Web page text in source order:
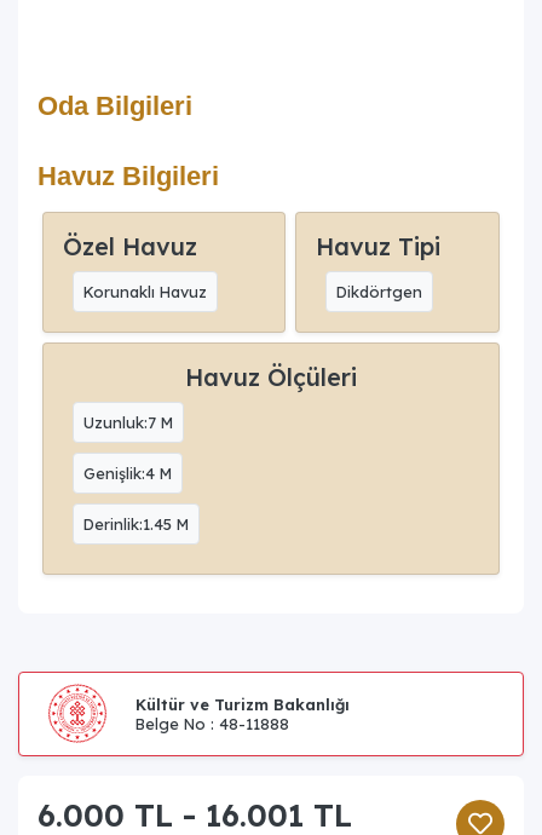
Oda Bilgileri
Havuz Bilgileri
Özel Havuz
Korunaklı Havuz
Havuz Tipi
Dikdörtgen
Havuz Ölçüleri
Uzunluk:7 M
Genişlik:4 M
Derinlik:1.45 M
Kültür ve Turizm Bakanlığı
Belge No : 48-11888
6.000 TL - 16.001 TL